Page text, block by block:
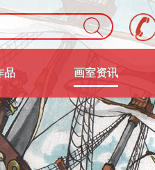
品 画室资讯